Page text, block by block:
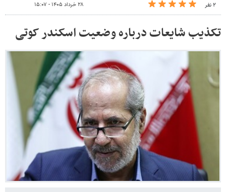
۲ نفر ۲۸ خرداد ۱۴۰۵ - ۱۵:۰۷
تکذیب شایعات درباره وضعیت اسکندر کوتی